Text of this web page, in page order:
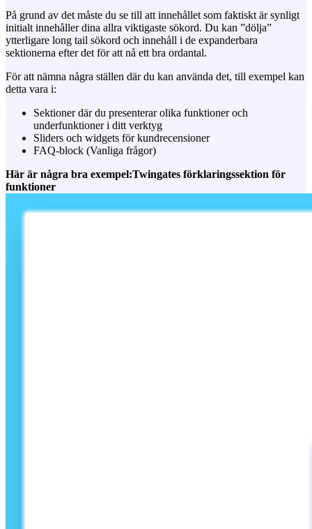
På grund av det måste du se till att innehållet som faktiskt är synligt
initialt innehåller dina allra viktigaste sökord. Du kan ”dölja”
ytterligare long tail sökord och innehåll i de expanderbara
sektionerna efter det för att nå ett bra ordantal.
För att nämna några ställen där du kan använda det, till exempel kan
detta vara i:
Sektioner där du presenterar olika funktioner och
underfunktioner i ditt verktyg
Sliders och widgets för kundrecensioner
FAQ-block (Vanliga frågor)
Här är några bra exempel:Twingates förklaringssektion för
funktioner